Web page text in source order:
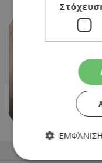
«ΜΕΣΟΓΕΙΟΣ»
ΧΑΡΑΚΤΙΚΗΣ
05/05/2026 - 25/07/